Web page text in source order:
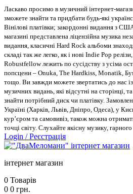
Ласкаво просимо в музичний інтернет-
зможете знайти та придбати будь-які
Вінілові платівки; закордонні видання з
магазині представлена ліцензійна музика
видання, класичні Hard Rock альбоми
складі так же легко, як і нові Indie Pop
Robustfellow лежить по сусідству з усіма
попсцени – Onuka, The Hardkiss, Monatik,
тощо. Ви завжди можете звертатись до нас
музичних видань, які відсутні на сторінці,
знайти потрібний диск чи платівку.
Україні (Харків, Львів, Дніпро, Одеса), у
кур’єром та самовивіз, також можна
точці світу. Слухайте якісну музику,
Login /Реєстрація
інтернет магазин
0 Товарів
0 0 грн.